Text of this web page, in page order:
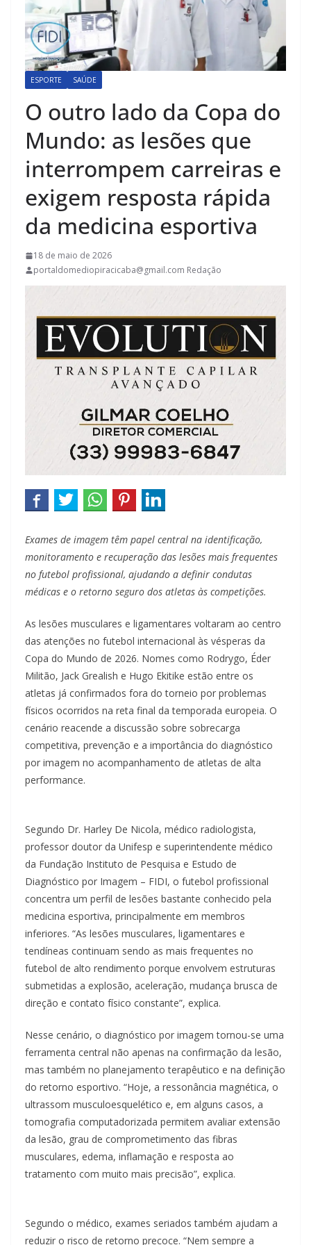
ESPORTE SAÚDE
O outro lado da Copa do
Mundo: as lesões que
interrompem carreiras e
exigem resposta rápida
da medicina esportiva
18 de maio de 2026
portaldomediopiracicaba@gmail.com Redação
Exames de imagem têm papel central na identificação,
monitoramento e recuperação das lesões mais frequentes
no futebol profissional, ajudando a definir condutas
médicas e o retorno seguro dos atletas às competições.
As lesões musculares e ligamentares voltaram ao centro
das atenções no futebol internacional às vésperas da
Copa do Mundo de 2026. Nomes como Rodrygo, Éder
Militão, Jack Grealish e Hugo Ekitike estão entre os
atletas já confirmados fora do torneio por problemas
físicos ocorridos na reta final da temporada europeia. O
cenário reacende a discussão sobre sobrecarga
competitiva, prevenção e a importância do diagnóstico
por imagem no acompanhamento de atletas de alta
performance.
Segundo Dr. Harley De Nicola, médico radiologista,
professor doutor da Unifesp e superintendente médico
da Fundação Instituto de Pesquisa e Estudo de
Diagnóstico por Imagem – FIDI, o futebol profissional
concentra um perfil de lesões bastante conhecido pela
medicina esportiva, principalmente em membros
inferiores. “As lesões musculares, ligamentares e
tendíneas continuam sendo as mais frequentes no
futebol de alto rendimento porque envolvem estruturas
submetidas a explosão, aceleração, mudança brusca de
direção e contato físico constante”, explica.
Nesse cenário, o diagnóstico por imagem tornou-se uma
ferramenta central não apenas na confirmação da lesão,
mas também no planejamento terapêutico e na definição
do retorno esportivo. “Hoje, a ressonância magnética, o
ultrassom musculoesquelético e, em alguns casos, a
tomografia computadorizada permitem avaliar extensão
da lesão, grau de comprometimento das fibras
musculares, edema, inflamação e resposta ao
tratamento com muito mais precisão”, explica.
Segundo o médico, exames seriados também ajudam a
reduzir o risco de retorno precoce. “Nem sempre a